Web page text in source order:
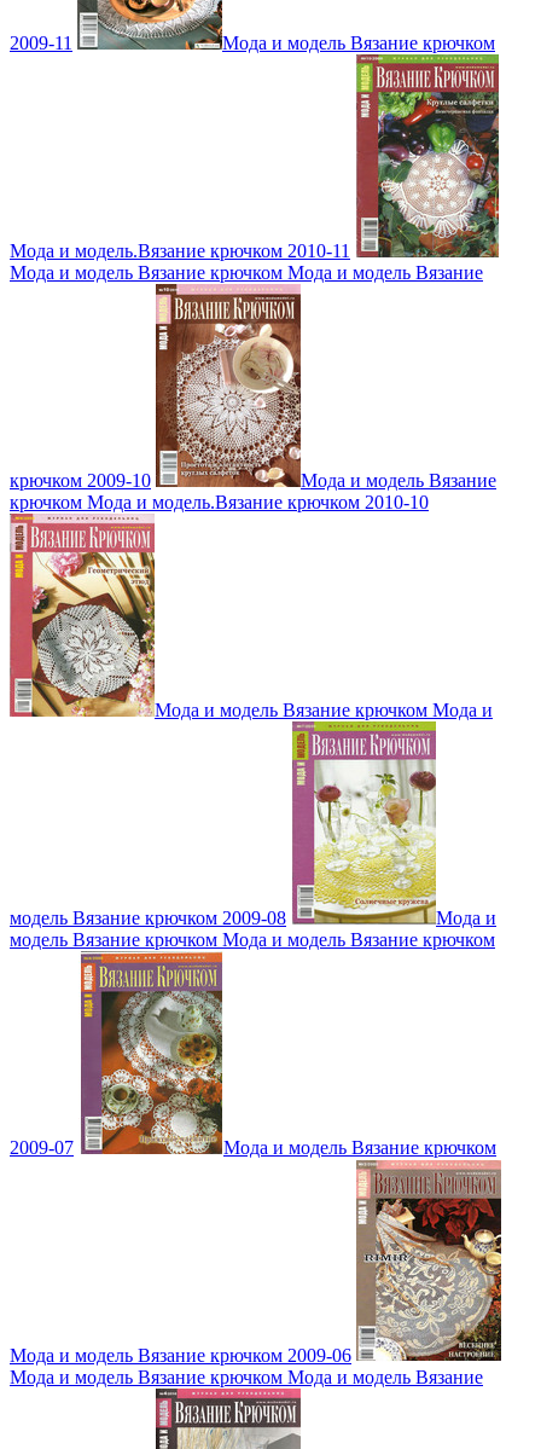
2009-11 Мода и модель Вязание крючком
Мода и модель.Вязание крючком 2010-11
Мода и модель Вязание крючком Мода и модель Вязание
крючком 2009-10
Мода и модель Вязание
крючком Мода и модель.Вязание крючком 2010-10
Мода и модель Вязание крючком Мода и
модель Вязание крючком 2009-08
Мода и
модель Вязание крючком Мода и модель Вязание крючком
2009-07 Мода и модель Вязание крючком
Мода и модель Вязание крючком 2009-06
Мода и модель Вязание крючком Мода и модель Вязание